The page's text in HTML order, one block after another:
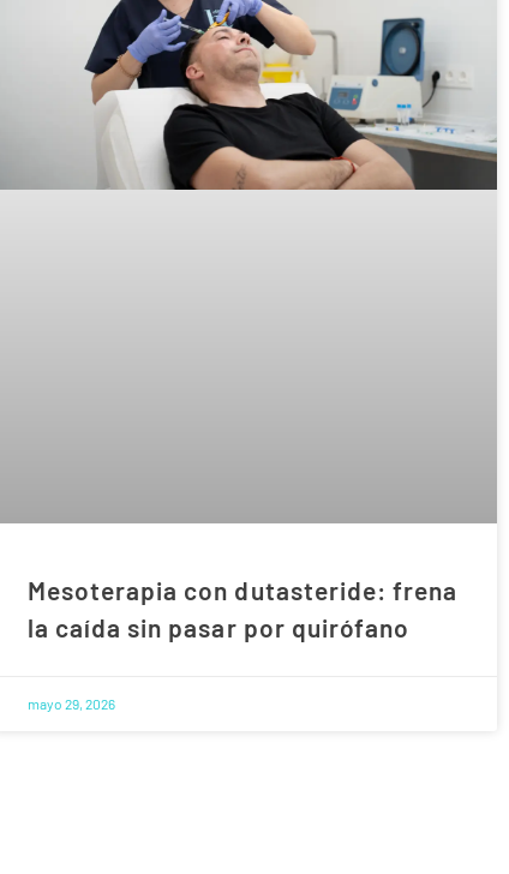
Mesoterapia con dutasteride: frena
la caída sin pasar por quirófano
mayo 29, 2026